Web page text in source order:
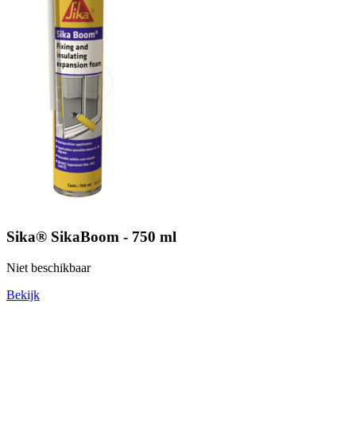
Sika® SikaBoom - 750 ml
Niet beschikbaar
Bekijk